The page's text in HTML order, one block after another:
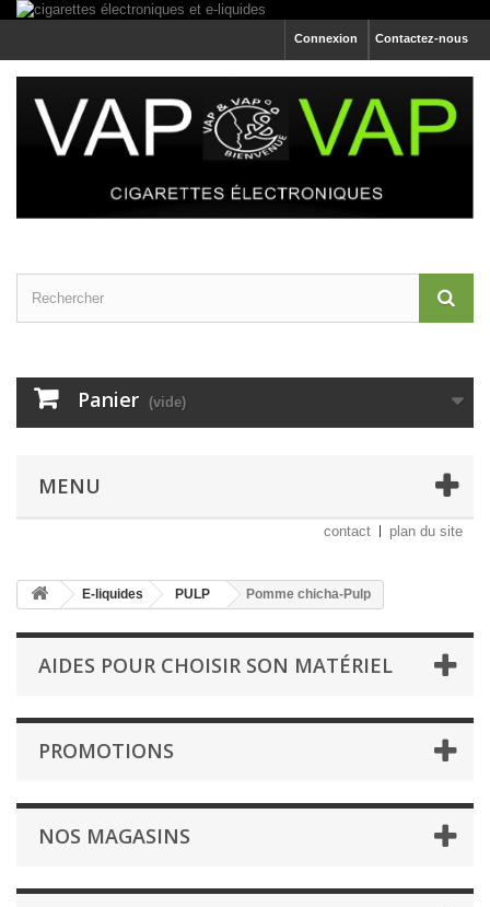
Contactez-nous
Connexion
Panier (vide)
MENU
contact plan du site
E-liquides PULP Pomme chicha-Pulp
AIDES POUR CHOISIR SON MATÉRIEL
PROMOTIONS
NOS MAGASINS